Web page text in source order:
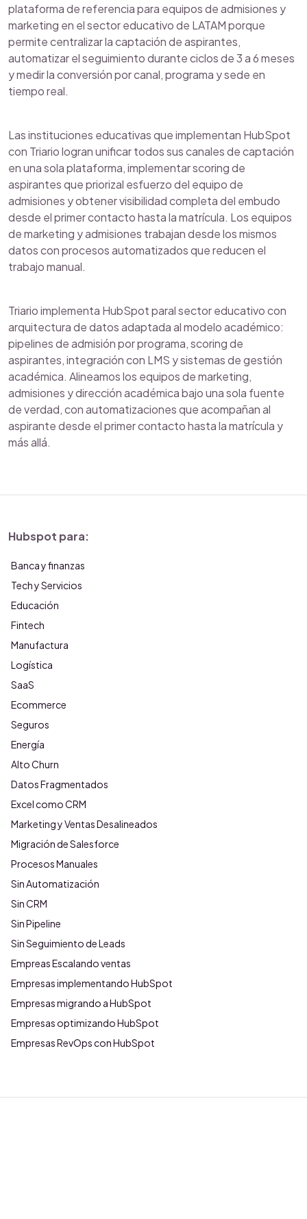
plataforma de referencia para equipos de admisiones y
marketing en el sector educativo de LATAM porque
permite centralizar la captación de aspirantes,
automatizar el seguimiento durante ciclos de 3 a 6 meses
y medir la conversión por canal, programa y sede en
tiempo real.
Las instituciones educativas que implementan HubSpot
con Triario logran unificar todos sus canales de captación
en una sola plataforma, implementar scoring de
aspirantes que priorizal esfuerzo del equipo de
admisiones y obtener visibilidad completa del embudo
desde el primer contacto hasta la matrícula. Los equipos
de marketing y admisiones trabajan desde los mismos
datos con procesos automatizados que reducen el
trabajo manual.
Triario implementa HubSpot paral sector educativo con
arquitectura de datos adaptada al modelo académico:
pipelines de admisión por programa, scoring de
aspirantes, integración con LMS y sistemas de gestión
académica. Alineamos los equipos de marketing,
admisiones y dirección académica bajo una sola fuente
de verdad, con automatizaciones que acompañan al
aspirante desde el primer contacto hasta la matrícula y
más allá.
Hubspot para:
Banca y finanzas
Tech y Servicios
Educación
Fintech
Manufactura
Logística
SaaS
Ecommerce
Seguros
Energía
Alto Churn
Datos Fragmentados
Excel como CRM
Marketing y Ventas Desalineados
Migración de Salesforce
Procesos Manuales
Sin Automatización
Sin CRM
Sin Pipeline
Sin Seguimiento de Leads
Empreas Escalando ventas
Empresas implementando HubSpot
Empresas migrando a HubSpot
Empresas optimizando HubSpot
Empresas RevOps con HubSpot